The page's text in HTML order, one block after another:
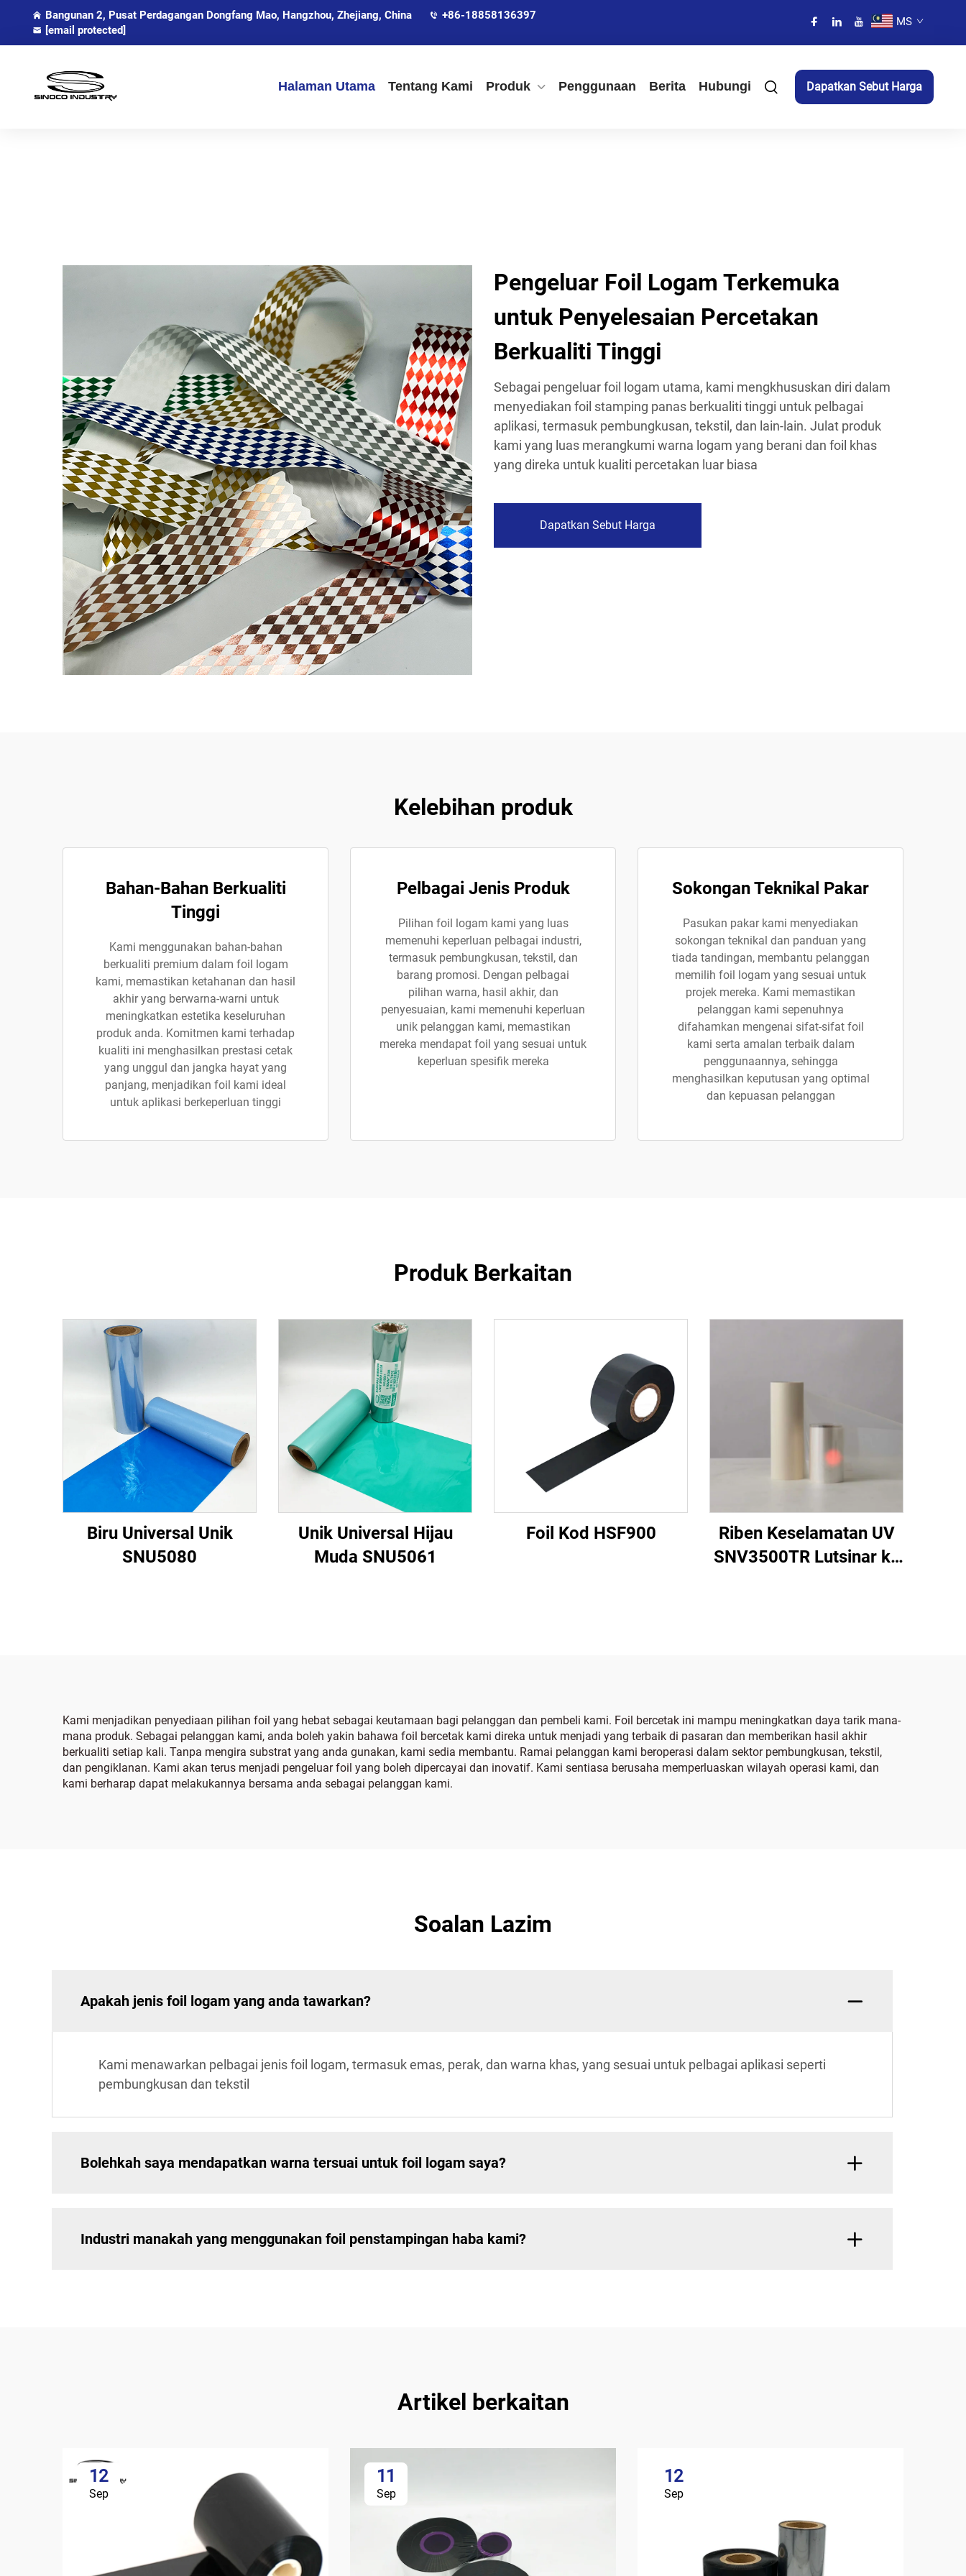
Bangunan 2, Pusat Perdagangan Dongfang Mao, Hangzhou, Zhejiang, China
+86-18858136397
[email protected]
MS
Halaman Utama Tentang Kami Produk Penggunaan Berita Hubungi Dapatkan Sebut Harga
Pengeluar Foil Logam Terkemuka
untuk Penyelesaian Percetakan
Berkualiti Tinggi
Sebagai pengeluar foil logam utama, kami mengkhususkan diri dalam
menyediakan foil stamping panas berkualiti tinggi untuk pelbagai
aplikasi, termasuk pembungkusan, tekstil, dan lain-lain. Julat produk
kami yang luas merangkumi warna logam yang berani dan foil khas
yang direka untuk kualiti percetakan luar biasa
Dapatkan Sebut Harga
Kelebihan produk
Bahan-Bahan Berkualiti
Tinggi
Kami menggunakan bahan-bahan
berkualiti premium dalam foil logam
kami, memastikan ketahanan dan hasil
akhir yang berwarna-warni untuk
meningkatkan estetika keseluruhan
produk anda. Komitmen kami terhadap
kualiti ini menghasilkan prestasi cetak
yang unggul dan jangka hayat yang
panjang, menjadikan foil kami ideal
untuk aplikasi berkeperluan tinggi
Pelbagai Jenis Produk
Pilihan foil logam kami yang luas
memenuhi keperluan pelbagai industri,
termasuk pembungkusan, tekstil, dan
barang promosi. Dengan pelbagai
pilihan warna, hasil akhir, dan
penyesuaian, kami memenuhi keperluan
unik pelanggan kami, memastikan
mereka mendapat foil yang sesuai untuk
keperluan spesifik mereka
Sokongan Teknikal Pakar
Pasukan pakar kami menyediakan
sokongan teknikal dan panduan yang
tiada tandingan, membantu pelanggan
memilih foil logam yang sesuai untuk
projek mereka. Kami memastikan
pelanggan kami sepenuhnya
difahamkan mengenai sifat-sifat foil
kami serta amalan terbaik dalam
penggunaannya, sehingga
menghasilkan keputusan yang optimal
dan kepuasan pelanggan
Produk Berkaitan
Biru Universal Unik
SNU5080
Unik Universal Hijau
Muda SNU5061
Foil Kod HSF900
Riben Keselamatan UV
SNV3500TR Lutsinar ke
Kami menjadikan penyediaan pilihan foil yang hebat sebagai keutamaan bagi pelanggan dan pembeli kami. Foil bercetak ini mampu meningkatkan daya tarik mana-
mana produk. Sebagai pelanggan kami, anda boleh yakin bahawa foil bercetak kami direka untuk menjadi yang terbaik di pasaran dan memberikan hasil akhir
berkualiti setiap kali. Tanpa mengira substrat yang anda gunakan, kami sedia membantu. Ramai pelanggan kami beroperasi dalam sektor pembungkusan, tekstil,
dan pengiklanan. Kami akan terus menjadi pengeluar foil yang boleh dipercayai dan inovatif. Kami sentiasa berusaha memperluaskan wilayah operasi kami, dan
kami berharap dapat melakukannya bersama anda sebagai pelanggan kami.
Soalan Lazim
Apakah jenis foil logam yang anda tawarkan?
Kami menawarkan pelbagai jenis foil logam, termasuk emas, perak, dan warna khas, yang sesuai untuk pelbagai aplikasi seperti
pembungkusan dan tekstil
Bolehkah saya mendapatkan warna tersuai untuk foil logam saya?
Industri manakah yang menggunakan foil penstampingan haba kami?
Artikel berkaitan
12
Sep
11
Sep
12
Sep